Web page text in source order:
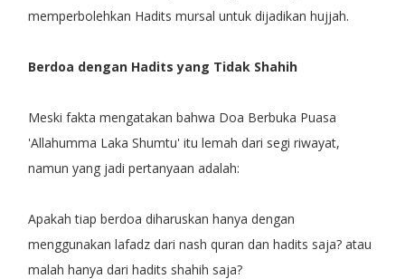
memperbolehkan Hadits mursal untuk dijadikan hujjah.
Berdoa dengan Hadits yang Tidak Shahih
Meski fakta mengatakan bahwa Doa Berbuka Puasa
'Allahumma Laka Shumtu' itu lemah dari segi riwayat,
namun yang jadi pertanyaan adalah:
Apakah tiap berdoa diharuskan hanya dengan
menggunakan lafadz dari nash quran dan hadits saja? atau
malah hanya dari hadits shahih saja?